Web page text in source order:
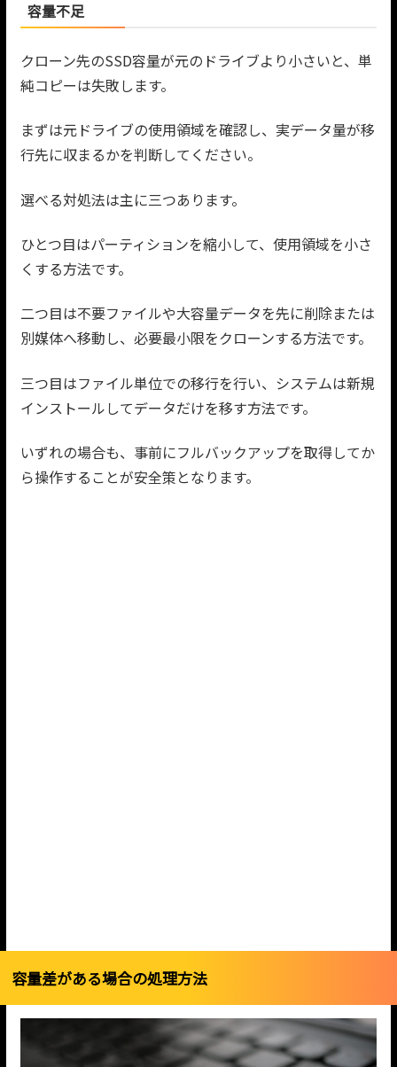
容量不足
クローン先のSSD容量が元のドライブより小さいと、単
純コピーは失敗します。
まずは元ドライブの使用領域を確認し、実データ量が移
行先に収まるかを判断してください。
選べる対処法は主に三つあります。
ひとつ目はパーティションを縮小して、使用領域を小さ
くする方法です。
二つ目は不要ファイルや大容量データを先に削除または
別媒体へ移動し、必要最小限をクローンする方法です。
三つ目はファイル単位での移行を行い、システムは新規
インストールしてデータだけを移す方法です。
いずれの場合も、事前にフルバックアップを取得してか
ら操作することが安全策となります。
容量差がある場合の処理方法